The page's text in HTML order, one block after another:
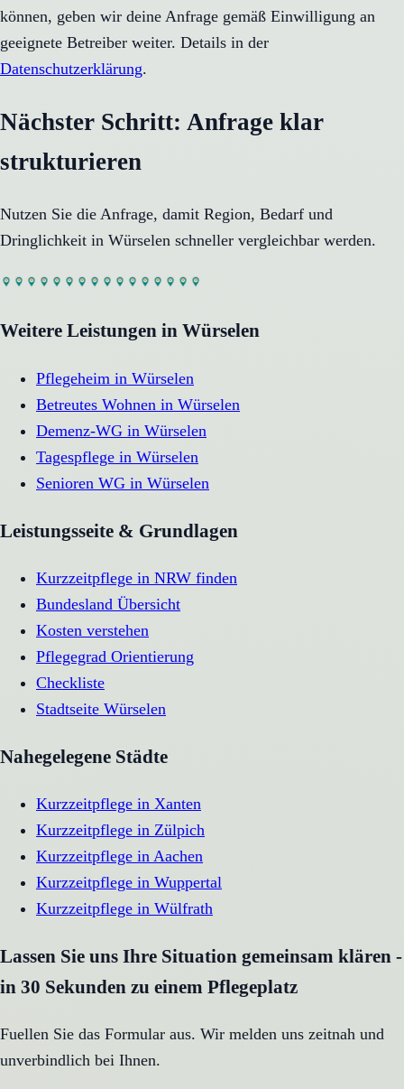
können, geben wir deine Anfrage gemäß Einwilligung an
geeignete Betreiber weiter. Details in der
Datenschutzerklärung.
Nächster Schritt: Anfrage klar
strukturieren
Nutzen Sie die Anfrage, damit Region, Bedarf und
Dringlichkeit in Würselen schneller vergleichbar werden.
Weitere Leistungen in Würselen
Pflegeheim in Würselen
Betreutes Wohnen in Würselen
Demenz-WG in Würselen
Tagespflege in Würselen
Senioren WG in Würselen
Leistungsseite & Grundlagen
Kurzzeitpflege in NRW finden
Bundesland Übersicht
Kosten verstehen
Pflegegrad Orientierung
Checkliste
Stadtseite Würselen
Nahegelegene Städte
Kurzzeitpflege in Xanten
Kurzzeitpflege in Zülpich
Kurzzeitpflege in Aachen
Kurzzeitpflege in Wuppertal
Kurzzeitpflege in Wülfrath
Lassen Sie uns Ihre Situation gemeinsam klären -
in 30 Sekunden zu einem Pflegeplatz
Fuellen Sie das Formular aus. Wir melden uns zeitnah und
unverbindlich bei Ihnen.